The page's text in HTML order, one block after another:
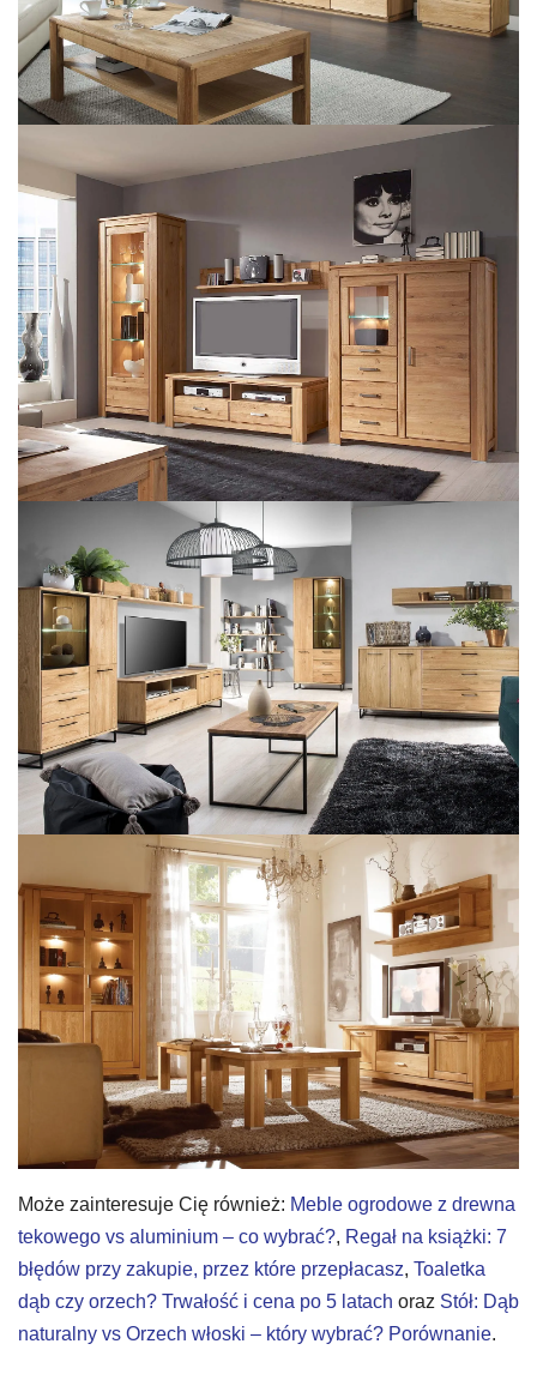
Może zainteresuje Cię również: Meble ogrodowe z drewna
tekowego vs aluminium – co wybrać?, Regał na książki: 7
błędów przy zakupie, przez które przepłacasz, Toaletka
dąb czy orzech? Trwałość i cena po 5 latach oraz Stół: Dąb
naturalny vs Orzech włoski – który wybrać? Porównanie.